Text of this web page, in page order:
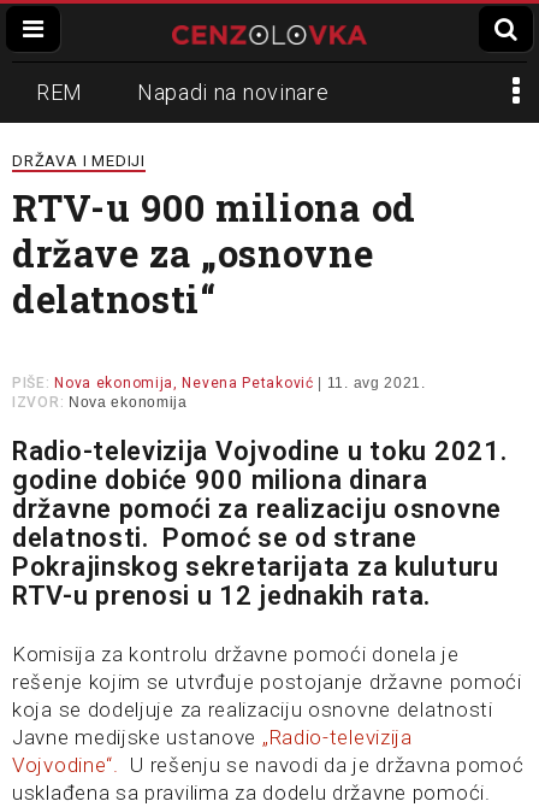
REM Napadi na novinare
Zvučni top
Propaganda Lokalni mediji
Informer Slavko Ćuruvija
DRŽAVA I MEDIJI
RTV-u 900 miliona od
države za „osnovne
delatnosti“
PIŠE: Nova ekonomija, Nevena Petaković | 11. avg 2021.
IZVOR: Nova ekonomija
Radio-televizija Vojvodine u toku 2021.
godine dobiće 900 miliona dinara
državne pomoći za realizaciju osnovne
delatnosti. Pomoć se od strane
Pokrajinskog sekretarijata za kuluturu
RTV-u prenosi u 12 jednakih rata.
Komisija za kontrolu državne pomoći donela je
rešenje kojim se utvrđuje postojanje državne pomoći
koja se dodeljuje za realizaciju osnovne delatnosti
Javne medijske ustanove „Radio-televizija
Vojvodine“. U rešenju se navodi da je državna pomoć
usklađena sa pravilima za dodelu državne pomoći.